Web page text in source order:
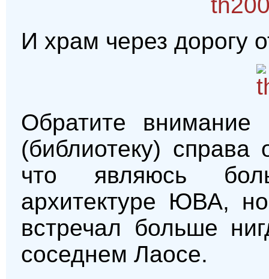
И храм через дорогу
Обратите внимание
(библиотеку)
что являюсь
архитектуре ЮВА,
встречал больше
соседнем Лаосе.